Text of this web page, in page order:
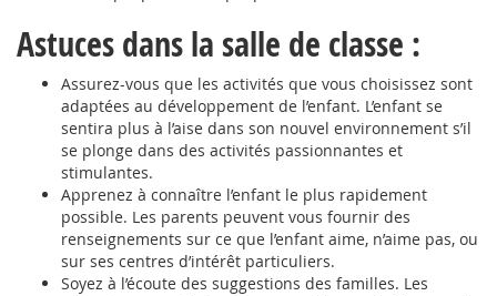
Astuces dans la salle de classe :
Assurez-vous que les activités que vous choisissez sont
adaptées au développement de l’enfant. L’enfant se
sentira plus à l’aise dans son nouvel environnement s’il
se plonge dans des activités passionnantes et
stimulantes.
Apprenez à connaître l’enfant le plus rapidement
possible. Les parents peuvent vous fournir des
renseignements sur ce que l’enfant aime, n’aime pas, ou
sur ses centres d’intérêt particuliers.
Soyez à l’écoute des suggestions des familles. Les